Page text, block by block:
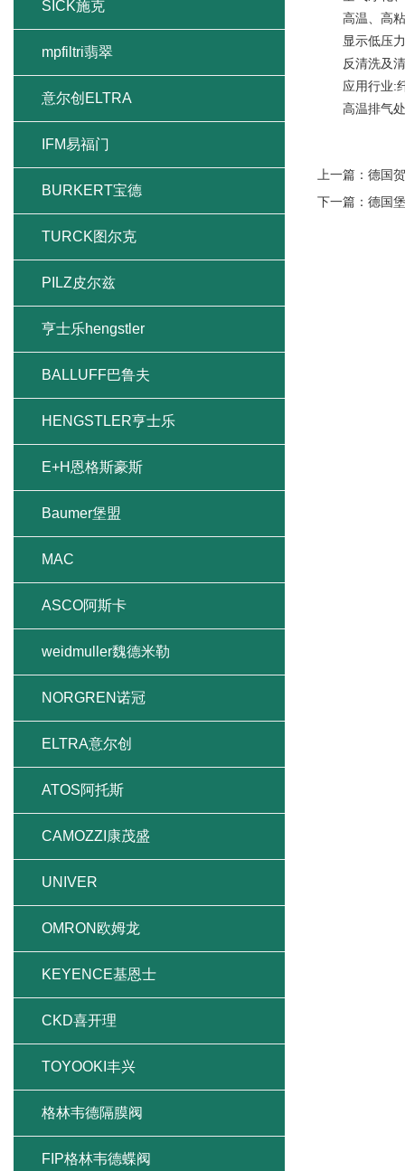
高温、高粘
显示低压力
反清洗及清
应用行业:纤
高温排气处
上一篇： 德国
下一篇： 德国
SICK施克
mpfiltri翡翠
意尔创ELTRA
IFM易福门
BURKERT宝德
TURCK图尔克
PILZ皮尔兹
亨士乐hengstler
BALLUFF巴鲁夫
HENGSTLER亨士乐
E+H恩格斯豪斯
Baumer堡盟
MAC
ASCO阿斯卡
weidmuller魏德米勒
NORGREN诺冠
ELTRA意尔创
ATOS阿托斯
CAMOZZI康茂盛
UNIVER
OMRON欧姆龙
KEYENCE基恩士
CKD喜开理
TOYOOKI丰兴
格林韦德隔膜阀
FIP格林韦德蝶阀